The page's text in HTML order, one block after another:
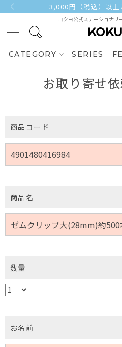
3,000円（税込）以
コクヨ公式ステーショナリ
CATEGORY SERIES
お取り寄せ
商品コード
商品名
数量
お名前